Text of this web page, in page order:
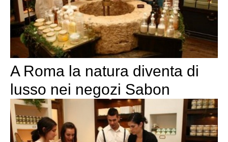
A Roma la natura diventa di
lusso nei negozi Sabon